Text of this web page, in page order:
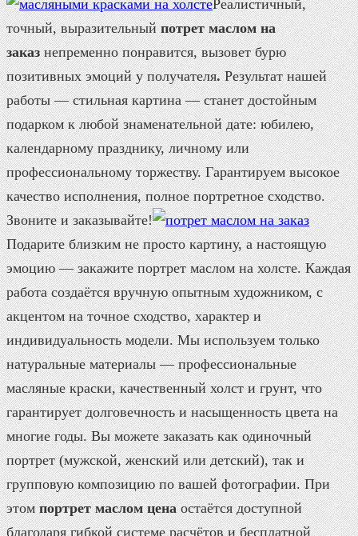
Реалистичный,
точный, выразительныйпотрет маслом на
заказнепременно понравится, вызовет бурю
позитивных эмоций у получателя.Результат нашей
работы — стильная картина — станет достойным
подарком к любой знаменательной дате: юбилею,
календарному празднику, личному или
профессиональному торжеству. Гарантируем высокое
качество исполнения, полное портретное сходство.
Звоните и заказывайте!
Подарите близким не просто картину, а настоящую
эмоцию — закажитепортрет маслом на холсте. Каждая
работа создаётся вручную опытным художником, с
акцентом на точное сходство, характер и
индивидуальность модели. Мы используем только
натуральные материалы — профессиональные
масляные краски, качественный холст и грунт, что
гарантирует долговечность и насыщенность цвета на
многие годы. Вы можете заказать как одиночный
портрет (мужской, женский или детский), так и
групповую композицию по вашей фотографии. При
этомпортрет маслом ценаостаётся доступной
благодаря гибкой системе расчётов и бесплатной